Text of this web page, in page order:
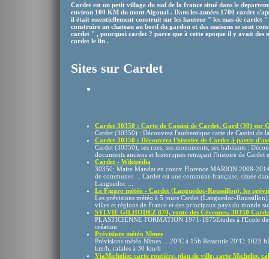
Cardet est un petit village du sud de la france situé dans le
environ 100 KM du mont Aigoual . Dans les années 1700 cardet
il était essentiellement construit sur les hauteur " les mas de cardet
construire un chateau au bord du gardon et des maisons se sont
cardet " , pourquoi cardet ? parce que à cette epoque il y avait des
cardet le lin .
Sites sur Cardet
Cardet 30350 : Carte de Cassini de Cardet, Gard (30) sur
Cardet (30350) : Découvrez l'authentique carte de Cassini de
Cardet 30350 : Découvrez l'histoire de Cardet à partir
Cardet (30350), ses rues, ses monuments, ses habitants :
documents anciens et historiques retraçant l'histoire de Cardet
Cardet - Wikipédia
30350: Maire Mandat en cours: Florence MARION 2008-
de communes ... Cardet est une commune française, située
Languedoc ...
Le Figaro météo - Cardet (Languedoc-Roussillon), les
Les prévisions météo à 5 jours Cardet (Languedoc-
villes et régions de France et des principaux pays du monde
SYLVIE GILHODEZ 870, route des Cévennes. 30350
PLASTICIENNE FORMATION 1971-1975Etudes à l'Ecole
création
Prévisions météo Nîmes
Prévisions météo Nîmes ... 20°C à 15h Ressentie 20°C: 1023
km/h, rafales à 30 km/h
ViaMichelin: carte routière, plan de ville, carte Michelin,